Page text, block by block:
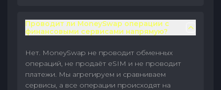
Проводит ли MoneySwap операции с
финансовыми сервисами напрямую?
Нет. MoneySwap не проводит обменных
операций, не продаёт eSIM и не проводит
платежи. Мы агрегируем и сравниваем
сервисы, а все операции происходят на